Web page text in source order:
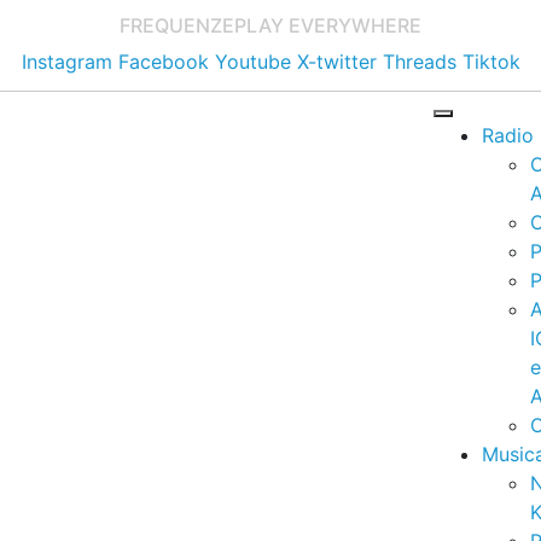
FREQUENZEPLAY EVERYWHERE
Instagram Facebook Youtube X-twitter Threads Tiktok
Radio
e